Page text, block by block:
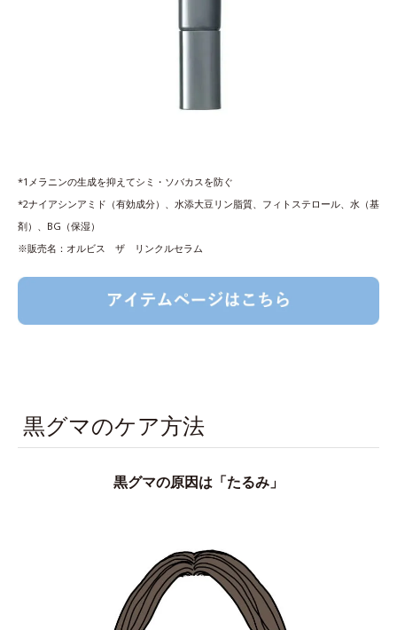
*1メラニンの生成を抑えてシミ・ソバカスを防ぐ
*2ナイアシンアミド（有効成分）、水添大豆リン脂質、フィトステロール、水（基
剤）、BG（保湿）
※販売名：オルビス ザ リンクルセラム
黒グマのケア方法
黒グマの原因は「たるみ」